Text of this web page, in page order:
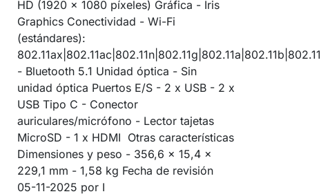
HD (1920 x 1080 píxeles) Gráfica - Iris
Graphics Conectividad - Wi-Fi
(estándares):
802.11ax|802.11ac|802.11n|802.11g|802.11a|802.11b|802.11
- Bluetooth 5.1 Unidad óptica - Sin
unidad óptica Puertos E/S - 2 x USB - 2 x
USB Tipo C - Conector
auriculares/micrófono - Lector tajetas
MicroSD - 1 x HDMI Otras características
Dimensiones y peso - 356,6 x 15,4 x
229,1 mm - 1,58 kg Fecha de revisión
05-11-2025 por I